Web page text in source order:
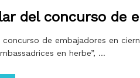
del concurso de
concurso de embajadores en
en herbe”, …